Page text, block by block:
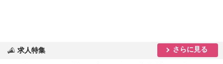
求人特集 さらに見る